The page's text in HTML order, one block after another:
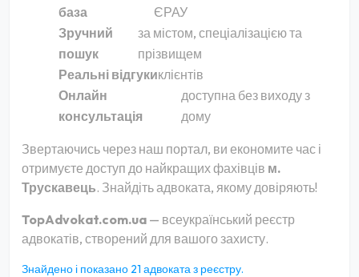
база
ЄРАУ
Зручний
пошук
за містом, спеціалізацією та
прізвищем
Реальні відгукиклієнтів
Онлайн
консультація
доступна без виходу з
дому
Звертаючись через наш портал, ви економите час і
отримуєте доступ до найкращих фахівців м.
Трускавець. Знайдіть адвоката, якому довіряють!
TopAdvokat.com.ua — всеукраїнський реєстр
адвокатів, створений для вашого захисту.
Знайдено і показано 21 адвоката з реєстру.